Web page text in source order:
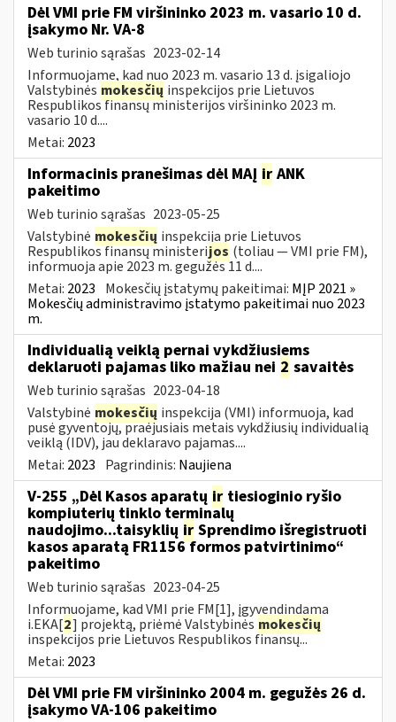
Dėl VMI prie FM viršininko 2023 m. vasario 10 d.
įsakymo Nr. VA-8
Web turinio sąrašas 2023-02-14
Informuojame, kad nuo 2023 m. vasario 13 d. įsigaliojo
Valstybinės mokesčių inspekcijos prie Lietuvos
Respublikos finansų ministerijos viršininko 2023 m.
vasario 10 d....
Metai: 2023
Informacinis pranešimas dėl MAĮ ir ANK
pakeitimo
Web turinio sąrašas 2023-05-25
Valstybinė mokesčių inspekcija prie Lietuvos
Respublikos finansų ministerijos (toliau — VMI prie FM),
informuoja apie 2023 m. gegužės 11 d....
Metai: 2023 Mokesčių įstatymų pakeitimai: MĮP 2021 »
Mokesčių administravimo įstatymo pakeitimai nuo 2023
m.
Individualią veiklą pernai vykdžiusiems
deklaruoti pajamas liko mažiau nei 2 savaitės
Web turinio sąrašas 2023-04-18
Valstybinė mokesčių inspekcija (VMI) informuoja, kad
pusė gyventojų, praėjusiais metais vykdžiusių individualią
veiklą (IDV), jau deklaravo pajamas....
Metai: 2023 Pagrindinis: Naujiena
V-255 „Dėl Kasos aparatų ir tiesioginio ryšio
kompiuterių tinklo terminalų
naudojimo...taisyklių ir Sprendimo išregistruoti
kasos aparatą FR1156 formos patvirtinimo“
pakeitimo
Web turinio sąrašas 2023-04-25
Informuojame, kad VMI prie FM[1], įgyvendindama
i.EKA[2] projektą, priėmė Valstybinės mokesčių
inspekcijos prie Lietuvos Respublikos finansų...
Metai: 2023
Dėl VMI prie FM viršininko 2004 m. gegužės 26 d.
įsakymo VA-106 pakeitimo